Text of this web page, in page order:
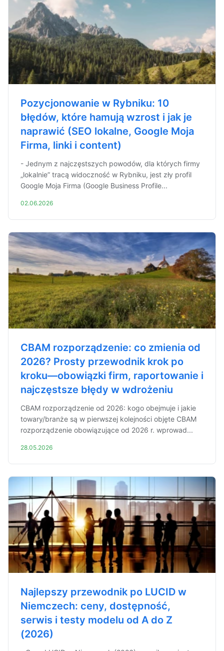
Pozycjonowanie w Rybniku: 10
błędów, które hamują wzrost i jak je
naprawić (SEO lokalne, Google Moja
Firma, linki i content)
- Jednym z najczęstszych powodów, dla których firmy
„lokalnie” tracą widoczność w Rybniku, jest zły profil
Google Moja Firma (Google Business Profile...
02.06.2026
CBAM rozporządzenie: co zmienia od
2026? Prosty przewodnik krok po
kroku—obowiązki firm, raportowanie i
najczęstsze błędy w wdrożeniu
CBAM rozporządzenie od 2026: kogo obejmuje i jakie
towary/branże są w pierwszej kolejności objęte CBAM
rozporządzenie obowiązujące od 2026 r. wprowad...
28.05.2026
Najlepszy przewodnik po LUCID w
Niemczech: ceny, dostępność,
serwis i testy modelu od A do Z
(2026)